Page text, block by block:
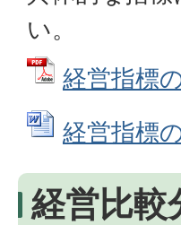
い。
経営指標
経営指標
経営比較